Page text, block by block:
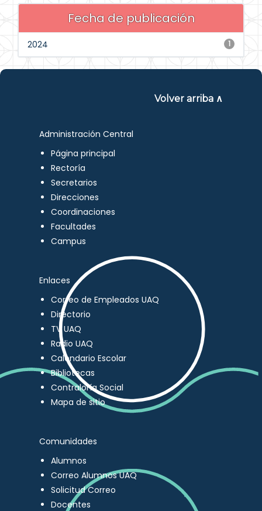
Fecha de publicación
1
2024
Volver arriba ∧
Administración Central
Página principal
Rectoría
Secretarios
Direcciones
Coordinaciones
Facultades
Campus
Enlaces
Correo de Empleados UAQ
Directorio
TV UAQ
Radio UAQ
Calendario Escolar
Bibliotecas
Contraloría Social
Mapa de sitio
Comunidades
Alumnos
Correo Alumnos UAQ
Solicitud Correo
Docentes